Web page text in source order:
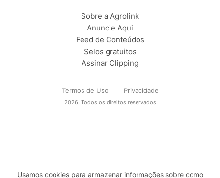
Sobre a Agrolink
Anuncie Aqui
Feed de Conteúdos
Selos gratuitos
Assinar Clipping
Termos de Uso Privacidade
2026, Todos os direitos reservados
Usamos cookies para armazenar informações sobre como